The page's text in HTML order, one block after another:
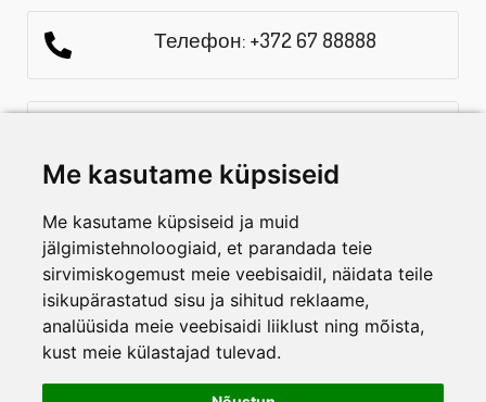
Me kasutame küpsiseid
Me kasutame küpsiseid ja muid
jälgimistehnoloogiaid, et parandada teie
sirvimiskogemust meie veebisaidil, näidata teile
isikupärastatud sisu ja sihitud reklaame,
analüüsida meie veebisaidi liiklust ning mõista,
kust meie külastajad tulevad.
Телефон: +372 67 88888
Часы работы: E-R 10.00-18-00
СПЕЦ.ПРЕДЛОЖЕНИЯ И НОВОСТИ
ПОДПИШИТЕСЬ НА РАССЫЛКУ